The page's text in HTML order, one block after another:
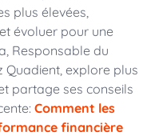
plus élevées,
évoluer pour une
Responsable du
explore plus
partage ses conseils
Comment les
financière